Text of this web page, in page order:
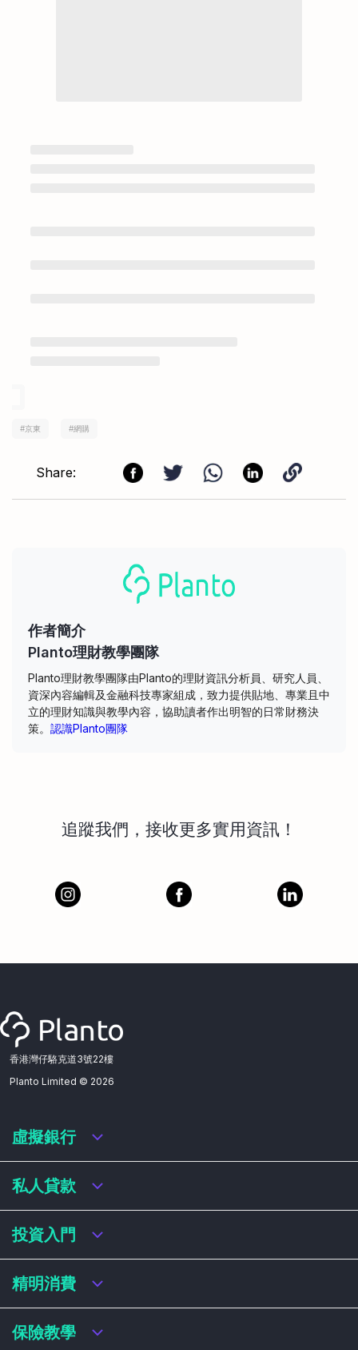
#京東 #網購
Share:
作者簡介
Planto理財教學團隊
Planto理財教學團隊由Planto的理財資訊分析員、研究人員、
資深內容編輯及金融科技專家組成，致力提供貼地、專業且中
立的理財知識與教學內容，協助讀者作出明智的日常財務決
策。 認識Planto團隊
追蹤我們，接收更多實用資訊！
香港灣仔駱克道3號22樓
Planto Limited © 2026
虛擬銀行
虛擬銀行迎新優惠
虛擬銀行存款利率比較
虛擬銀行銀扣賬卡 / 信用卡
虛擬銀行貸款
私人貸款
私人貸款年利率比較
網上即批貸款
結餘轉戶
稅務貸款
財務公司貸款
投資入門
港股戶口收費及迎新優惠
基金平台比較
買加密貨幣教學
精明消費
網購信用卡
保險教學